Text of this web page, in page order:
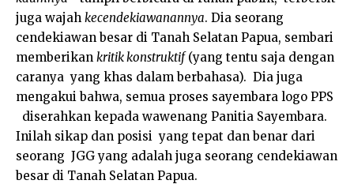
juga wajah kecendekiawanannya. Dia seorang
cendekiawan besar di Tanah Selatan Papua, sembari
memberikan kritik konstruktif(yang tentu saja dengan
caranya yang khas dalam berbahasa). Dia juga
mengakui bahwa, semua proses sayembara logo PPS
diserahkan kepada wawenang Panitia Sayembara.
Inilah sikap dan posisi yang tepat dan benar dari
seorang JGG yang adalah juga seorang cendekiawan
besar di Tanah Selatan Papua.